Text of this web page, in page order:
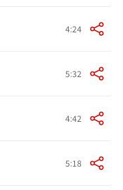
4:24
5:32
4:42
5:18